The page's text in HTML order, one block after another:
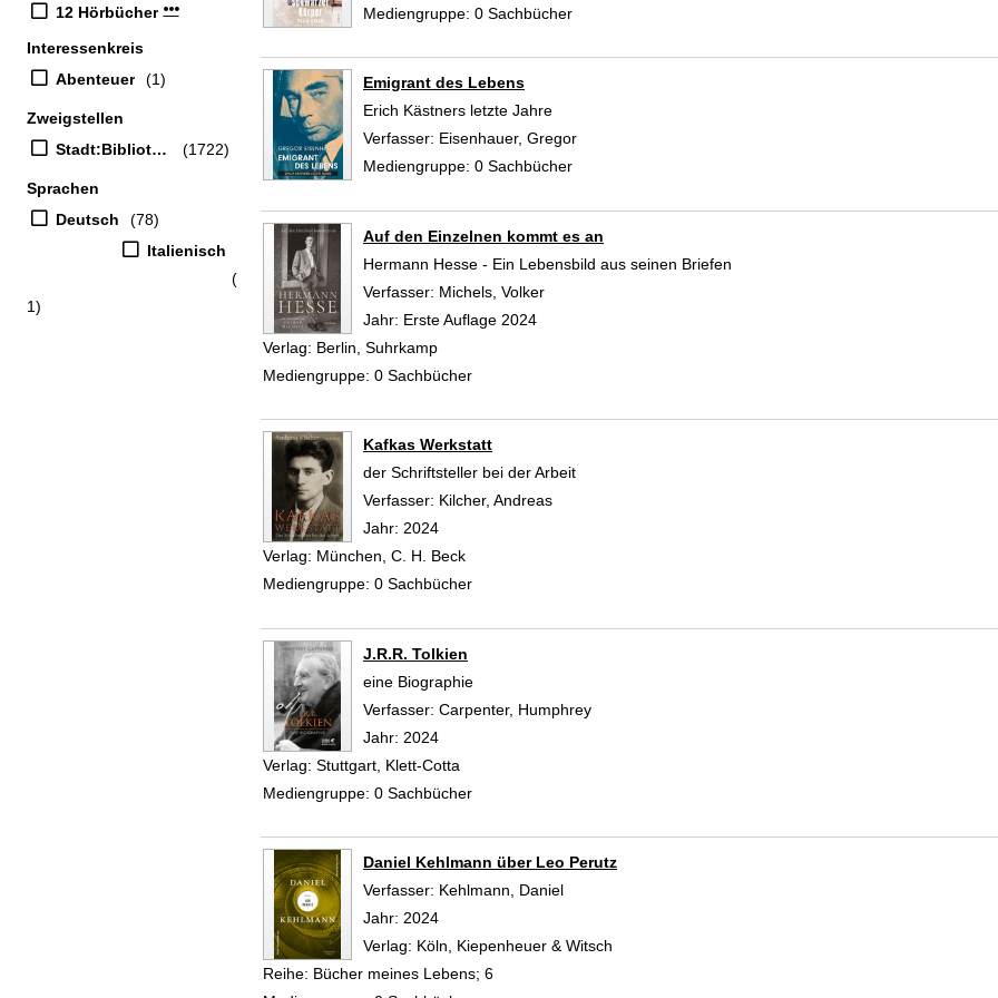
12 Hörbücher Mehr Mediengruppe-Filter anzeigen
Interessenkreis
Abenteuer
(1)
Zweigstellen
Stadt:Bibliothek
(1722)
Sprachen
Deutsch
(78)
Italienisch
(
1)
Mediengruppe: 0 Sachbücher
Emigrant des Lebens
Erich Kästners letzte Jahre
Verfasser: Eisenhauer, Gregor
Mediengruppe: 0 Sachbücher
Auf den Einzelnen kommt es an
Hermann Hesse - Ein Lebensbild aus seinen Briefen
Verfasser: Michels, Volker
Jahr: Erste Auflage 2024
Verlag: Berlin, Suhrkamp
Mediengruppe: 0 Sachbücher
Kafkas Werkstatt
der Schriftsteller bei der Arbeit
Verfasser: Kilcher, Andreas
Jahr: 2024
Verlag: München, C. H. Beck
Mediengruppe: 0 Sachbücher
J.R.R. Tolkien
eine Biographie
Verfasser: Carpenter, Humphrey
Jahr: 2024
Verlag: Stuttgart, Klett-Cotta
Mediengruppe: 0 Sachbücher
Daniel Kehlmann über Leo Perutz
Verfasser: Kehlmann, Daniel
Jahr: 2024
Verlag: Köln, Kiepenheuer & Witsch
Reihe: Bücher meines Lebens; 6